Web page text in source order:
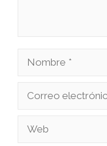
Nombre
Correo
Web